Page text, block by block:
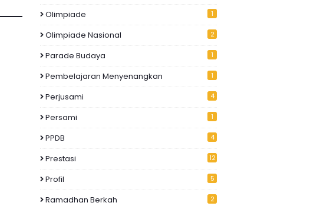
Olimpiade 1
Olimpiade Nasional 2
Parade Budaya 1
Pembelajaran Menyenangkan 1
Perjusami 4
Persami 1
PPDB 4
Prestasi 12
Profil 5
Ramadhan Berkah 2